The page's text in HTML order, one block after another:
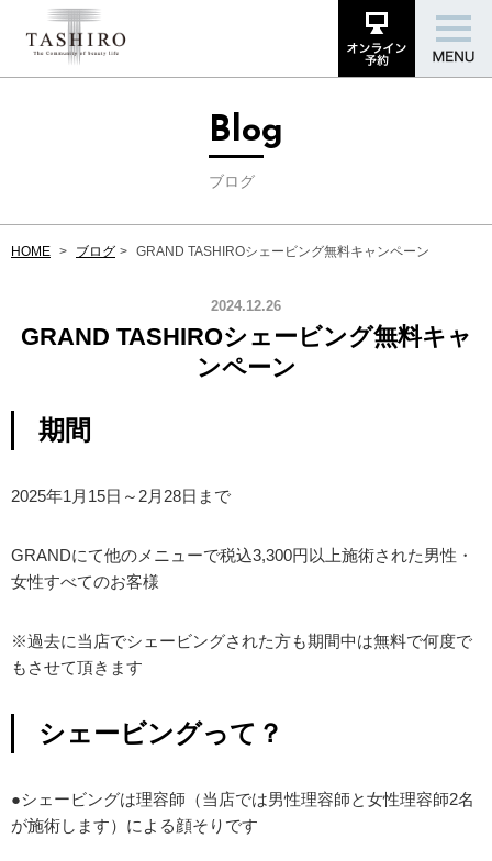
Blog
ブログ
HOME ブログ GRAND TASHIROシェービング無料キャンペーン
2024.12.26
GRAND TASHIROシェービング無料キャ
ンペーン
期間
2025年1月15日～2月28日まで
GRANDにて他のメニューで税込3,300円以上施術された男性・
女性すべてのお客様
※過去に当店でシェービングされた方も期間中は無料で何度で
もさせて頂きます
シェービングって？
●シェービングは理容師（当店では男性理容師と女性理容師2名
が施術します）による顔そりです